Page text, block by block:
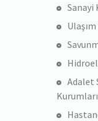
Sanayi
Adalet
Kurumları